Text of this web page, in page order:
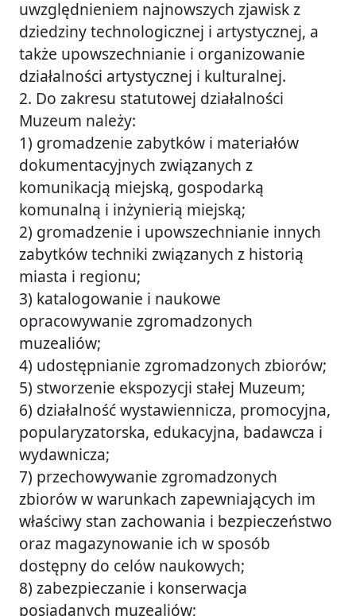
uwzględnieniem najnowszych zjawisk z
dziedziny technologicznej i artystycznej, a
także upowszechnianie i organizowanie
działalności artystycznej i kulturalnej.
2. Do zakresu statutowej działalności
Muzeum należy:
1) gromadzenie zabytków i materiałów
dokumentacyjnych związanych z
komunikacją miejską, gospodarką
komunalną i inżynierią miejską;
2) gromadzenie i upowszechnianie innych
zabytków techniki związanych z historią
miasta i regionu;
3) katalogowanie i naukowe
opracowywanie zgromadzonych
muzealiów;
4) udostępnianie zgromadzonych zbiorów;
5) stworzenie ekspozycji stałej Muzeum;
6) działalność wystawiennicza, promocyjna,
popularyzatorska, edukacyjna, badawcza i
wydawnicza;
7) przechowywanie zgromadzonych
zbiorów w warunkach zapewniających im
właściwy stan zachowania i bezpieczeństwo
oraz magazynowanie ich w sposób
dostępny do celów naukowych;
8) zabezpieczanie i konserwacja
posiadanych muzealiów;